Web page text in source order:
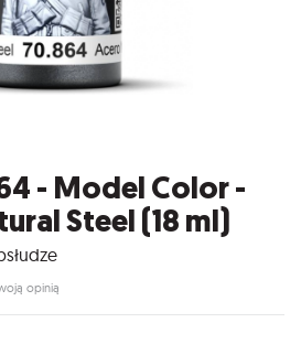
- Model Color -
Steel (18 ml)
opinią